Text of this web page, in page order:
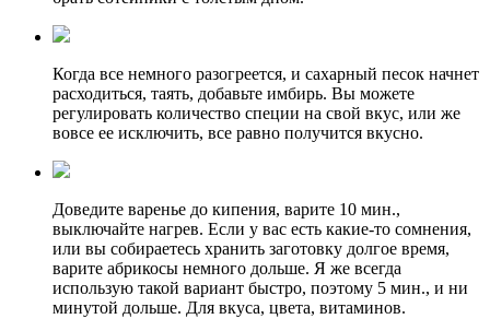
Когда все немного разогреется, и сахарный песок начнет
расходиться, таять, добавьте имбирь. Вы можете
регулировать количество специи на свой вкус, или же
вовсе ее исключить, все равно получится вкусно.
Доведите варенье до кипения, варите 10 мин.,
выключайте нагрев. Если у вас есть какие-то сомнения,
или вы собираетесь хранить заготовку долгое время,
варите абрикосы немного дольше. Я же всегда
использую такой вариант быстро, поэтому 5 мин., и ни
минутой дольше. Для вкуса, цвета, витаминов.